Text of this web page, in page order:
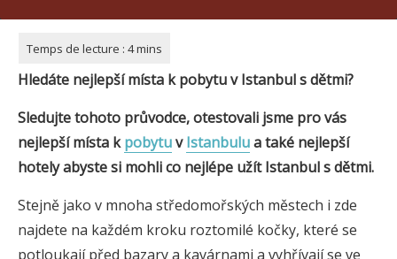
Hledáte nejlepší místa k pobytu vIstanbuls dětmi?
Sledujte tohoto průvodce, otestovali jsme pro vás
nejlepší místa kpobytuvIstanbulua také nejlepší
hotelyabyste si mohli co nejlépe užítIstanbuls dětmi.
Stejně jako v mnoha středomořských městech i zde
najdete na každém kroku roztomilé kočky, které se
potloukají před bazary a kavárnami a vyhřívají se ve